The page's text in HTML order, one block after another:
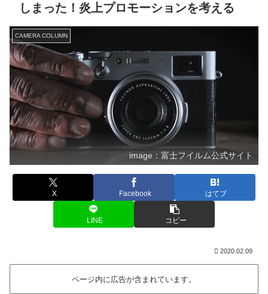
しまった！炎上プロモーションを考える
CAMERA COLUMN
image：富士フイルム公式サイト
X Facebook はてブ
LINE コピー
2020.02.09
ページ内に広告が含まれています。